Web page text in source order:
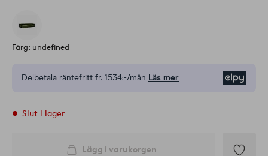
Färg: undefined
Delbetala räntefritt fr. 1534:-/mån Läs mer
Slut i lager
Lägg i varukorgen